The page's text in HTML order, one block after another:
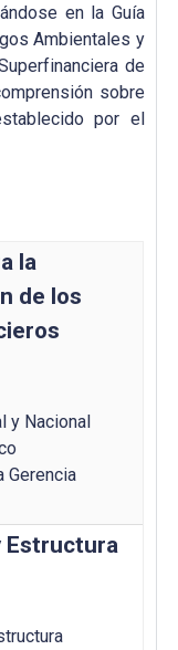
en la Guía
Ambientales y
de
sobre
por el
la
de los
y Nacional
Gerencia
Estructura